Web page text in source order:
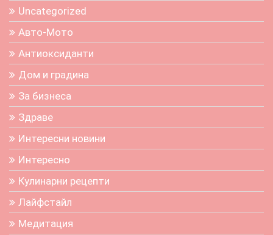
Uncategorized
Авто-Мото
Антиоксиданти
Дом и градина
За бизнеса
Здраве
Интересни новини
Интересно
Кулинарни рецепти
Лайфстайл
Медитация